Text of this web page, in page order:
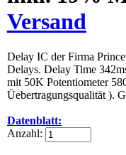
Versand
Delay IC der Firma
Delays. Delay Time
mit 50K Potentiometer
Üebertragungsqualität ).
Datenblatt:
Anzahl: